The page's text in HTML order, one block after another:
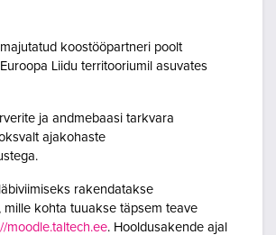
koostööpartneri poolt
Liidu territooriumil asuvates
ja andmebaasi tarkvara
ajakohaste
rakendatakse
mille kohta tuuakse täpsem teave
moodle.taltech.ee. Hooldusakende ajal